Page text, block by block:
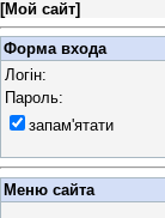
[Мой сайт]
Форма входа
Логін:
Пароль:
запам'ятати
Меню сайта